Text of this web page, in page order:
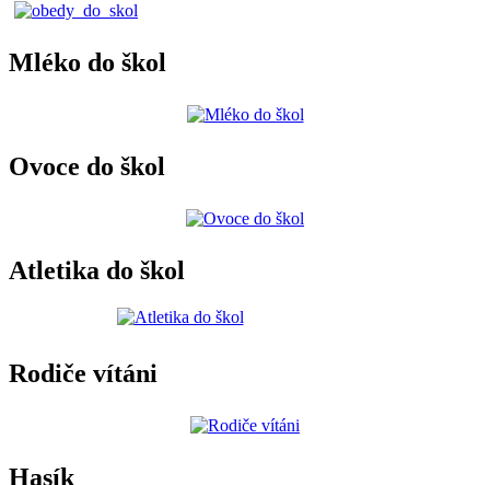
Mléko do škol
Ovoce do škol
Atletika do škol
Rodiče vítáni
Hasík